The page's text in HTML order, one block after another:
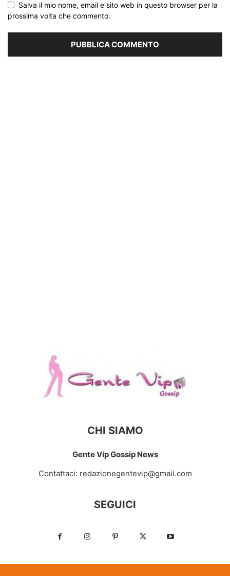
Salva il mio nome, email e sito web in questo browser per la
prossima volta che commento.
CHI SIAMO
Gente Vip Gossip News
Contattaci: redazionegentevip@gmail.com
SEGUICI